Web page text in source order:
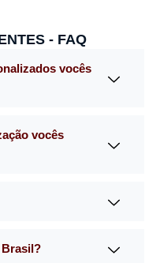
- FAQ
vocês
vocês
Brasil?